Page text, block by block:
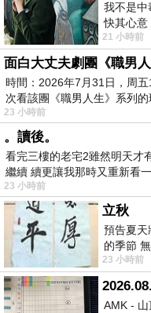
我不是中
快其心意
愉快。
21 小時前
面白大丈夫劇團《職男
時間：2026年7月31日，周
次看該團《職男人生》系列
23 小時前
。讀後。
看完三樓的老宅2雖然明天才
繼續 續更讓我那時又重新看
有
23 小時前
立秋
預告夏天
的季節
舒心 轉
23 小時前
AMK -